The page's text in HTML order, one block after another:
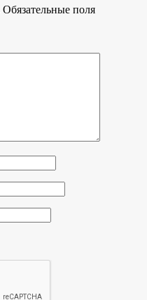
Обязательные поля